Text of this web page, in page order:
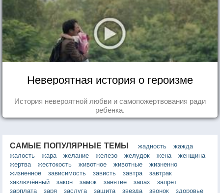
Невероятная история о героизме
История невероятной любви и самопожертвования ради
ребенка.
САМЫЕ ПОПУЛЯРНЫЕ ТЕМЫ жадность
жажда
жалость
жара желание железо желудок жена
женщина
жертва
жестокость животное животные
жизненно
жизненное
зависимость зависть завтра
завтрак
заключённый
закон замок занятие запах
запрет
зарплата
заря заслуга защита звезда звонок здоровье